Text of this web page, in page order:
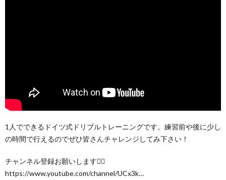
1人でできるドイツ式ドリブルトレーニングです。練習前や後に少し
の時間で行えるのでぜひ皆さんチャレンジしてみ下さい！
チャンネル登録お願いします🙇‍♂️
https://www.youtube.com/channel/UCx3k…